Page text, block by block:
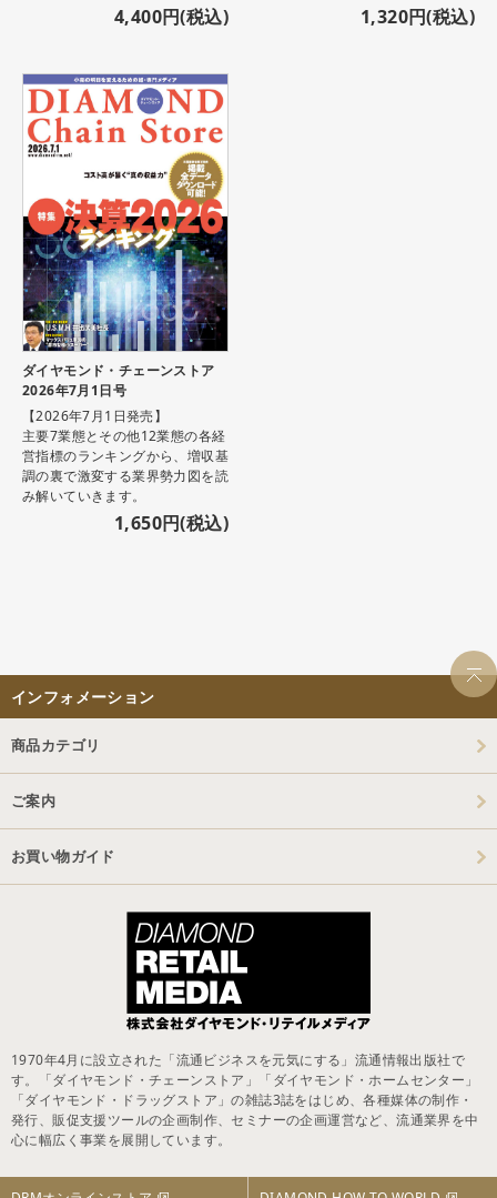
4,400円(税込) 1,320円(税込)
ダイヤモンド・チェーンストア
2026年7月1日号
【2026年7月1日発売】
主要7業態とその他12業態の各経
営指標のランキングから、増収基
調の裏で激変する業界勢力図を読
み解いていきます。
1,650円(税込)
インフォメーション
商品カテゴリ
ご案内
お買い物ガイド
1970年4月に設立された「流通ビジネスを元気にする」流通情報出版社で
す。「ダイヤモンド・チェーンストア」「ダイヤモンド・ホームセンター」
「ダイヤモンド・ドラッグストア」の雑誌3誌をはじめ、各種媒体の制作・
発行、販促支援ツールの企画制作、セミナーの企画運営など、流通業界を中
心に幅広く事業を展開しています。